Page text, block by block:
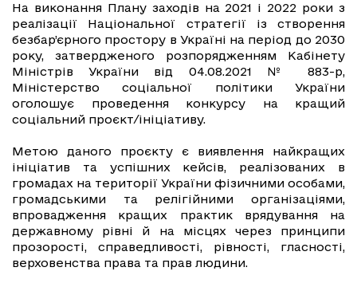
На виконання Плану заходів на 2021 і 2022 роки з
реалізації Національної стратегії із створення
безбар’єрного простору в Україні на період до 2030
року, затвердженого розпорядженням Кабінету
Міністрів України від 04.08.2021 № 883-р,
Міністерство соціальної політики України
оголошує проведення конкурсу на кращий
соціальний проєкт/ініціативу.
Метою даного проєкту є виявлення найкращих
ініціатив та успішних кейсів, реалізованих в
громадах на території України фізичними особами,
громадськими та релігійними організаціями,
впровадження кращих практик врядування на
державному рівні й на місцях через принципи
прозорості, справедливості, рівності, гласності,
верховенства права та прав людини.